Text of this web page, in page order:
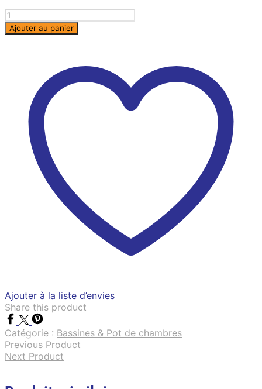
Quantité
Ajouter au panier
Ajouter à la liste d’envies
Share this product
Catégorie : Bassines & Pot de chambres
Previous Product
Next Product